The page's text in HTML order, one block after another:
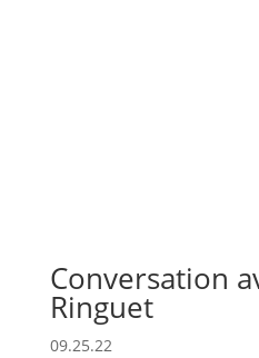
Conversation
Ringuet
09.25.22